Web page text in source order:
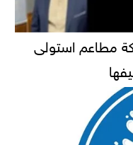
مطاعم استولى